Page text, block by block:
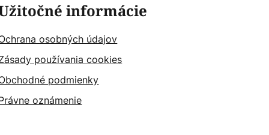
informácie
osobných údajov
používania cookies
podmienky
oznámenie